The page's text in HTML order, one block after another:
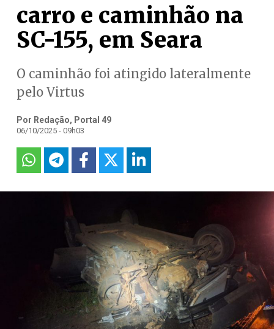
carro e caminhão na
SC-155, em Seara
O caminhão foi atingido lateralmente
pelo Virtus
Por Redação, Portal 49
06/10/2025 - 09h03